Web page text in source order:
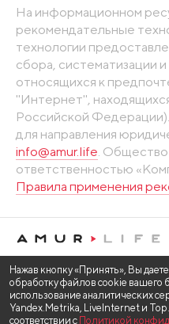
На информационном
рекомендательные
технологии
сбора, систематизации и
относящихся к
"Интернет",
Российской
для направления
info@amur.life .
ответственностью
Правила применения
Нажав кнопку «Принять», Вы
обработку файлов cookie вашего
использование аналитических
Yandex.Metrika, LiveInternet и
соответствии с Политикой